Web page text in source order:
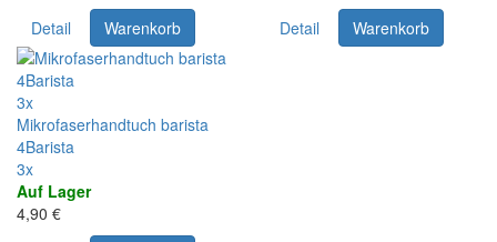
Detail
Warenkorb
Detail
Warenkorb
3x
Mikrofaserhandtuch barista
4Barista
3x
Auf Lager
4,90 €